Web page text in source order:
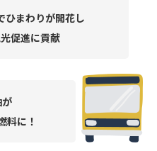
ひまわりが開花し
促進に貢献
料に！